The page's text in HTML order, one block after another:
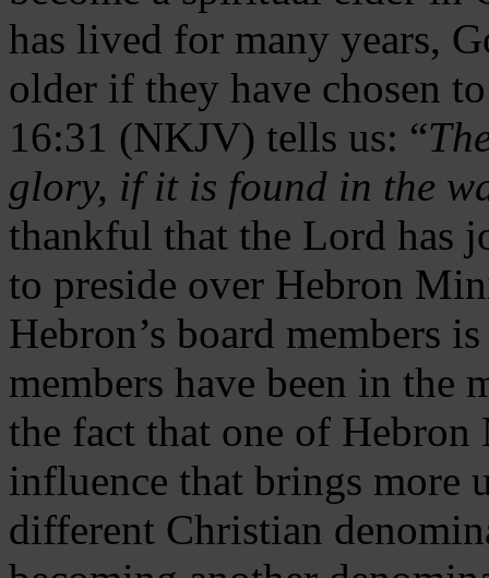
has lived for many years,
older if they have chosen
16:31 (NKJV) tells us: “
glory, if it is found in the
thankful that the Lord has
to preside over Hebron
Hebron’s board members
members have been in
the fact that one of
influence that brings more
different Christian